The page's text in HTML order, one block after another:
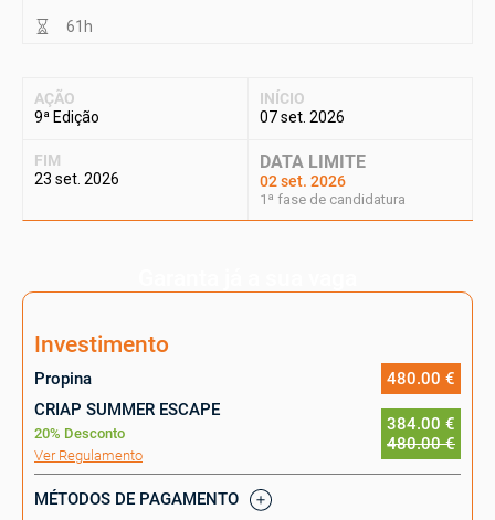
61h
AÇÃO
9ª Edição
INÍCIO
07 set. 2026
FIM
23 set. 2026
DATA LIMITE
02 set. 2026
1ª fase de candidatura
Investimento
Propina
480.00 €
CRIAP SUMMER ESCAPE
20% Desconto
Ver Regulamento
384.00 €
480.00 €
MÉTODOS DE PAGAMENTO